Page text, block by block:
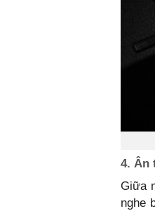
4. Ân
Giữa
nghe